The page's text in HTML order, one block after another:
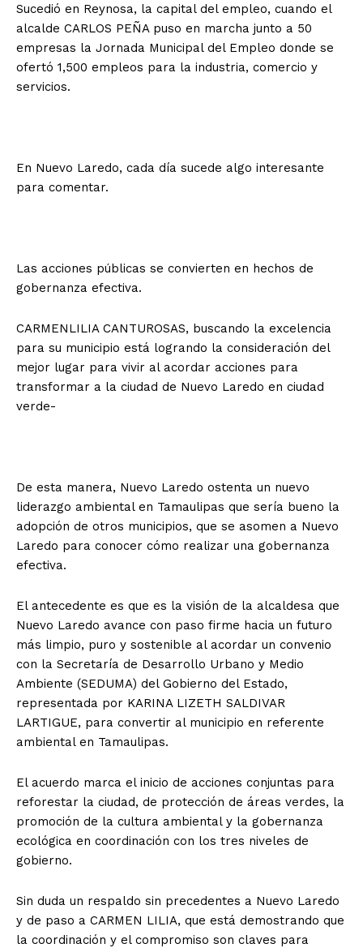
Sucedió en Reynosa, la capital del empleo, cuando el
alcalde CARLOS PEÑA puso en marcha junto a 50
empresas la Jornada Municipal del Empleo donde se
ofertó 1,500 empleos para la industria, comercio y
servicios.
En Nuevo Laredo, cada día sucede algo interesante
para comentar.
Las acciones públicas se convierten en hechos de
gobernanza efectiva.
CARMENLILIA CANTUROSAS, buscando la excelencia
para su municipio está logrando la consideración del
mejor lugar para vivir al acordar acciones para
transformar a la ciudad de Nuevo Laredo en ciudad
verde-
De esta manera, Nuevo Laredo ostenta un nuevo
liderazgo ambiental en Tamaulipas que sería bueno la
adopción de otros municipios, que se asomen a Nuevo
Laredo para conocer cómo realizar una gobernanza
efectiva.
El antecedente es que es la visión de la alcaldesa que
Nuevo Laredo avance con paso firme hacia un futuro
más limpio, puro y sostenible al acordar un convenio
con la Secretaría de Desarrollo Urbano y Medio
Ambiente (SEDUMA) del Gobierno del Estado,
representada por KARINA LIZETH SALDIVAR
LARTIGUE, para convertir al municipio en referente
ambiental en Tamaulipas.
El acuerdo marca el inicio de acciones conjuntas para
reforestar la ciudad, de protección de áreas verdes, la
promoción de la cultura ambiental y la gobernanza
ecológica en coordinación con los tres niveles de
gobierno.
Sin duda un respaldo sin precedentes a Nuevo Laredo
y de paso a CARMEN LILIA, que está demostrando que
la coordinación y el compromiso son claves para